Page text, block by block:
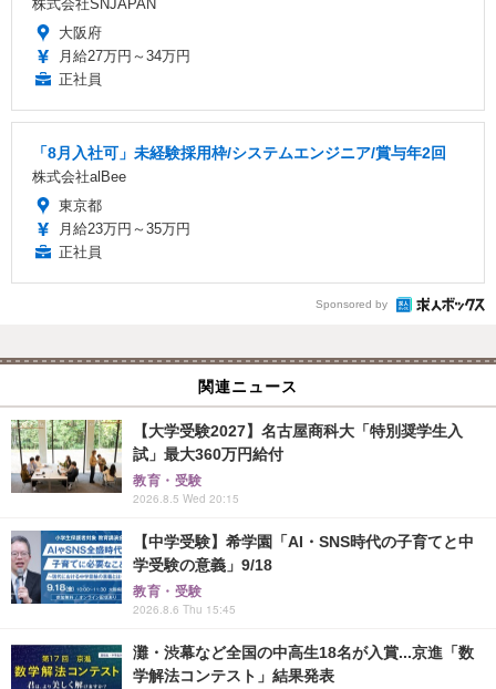
株式会社SNJAPAN
大阪府
月給27万円～34万円
正社員
「8月入社可」未経験採用枠/システムエンジニア/賞与年2回
株式会社alBee
東京都
月給23万円～35万円
正社員
Sponsored by
関連ニュース
【大学受験2027】名古屋商科大「特別奨学生入
試」最大360万円給付
教育・受験
2026.8.5 Wed 20:15
【中学受験】希学園「AI・SNS時代の子育てと中
学受験の意義」9/18
教育・受験
2026.8.6 Thu 15:45
灘・渋幕など全国の中高生18名が入賞...京進「数
学解法コンテスト」結果発表